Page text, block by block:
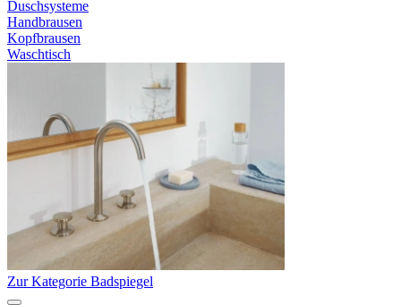
Duschsysteme
Handbrausen
Kopfbrausen
Waschtisch
Zur Kategorie Badspiegel